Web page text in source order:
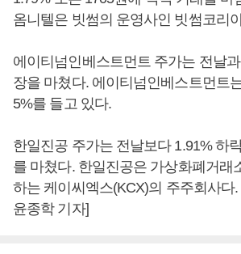
옴니텔은 빗썸의 운영사인 빗썸코리
에이티넘인베스트먼트 주가는 전날
장을 마쳤다. 에이티넘인베스트먼트
5%를 들고 있다.
한일진공 주가는 전날보다 1.91% 하
를 마쳤다. 한일진공은 가상화폐거래
하는 케이씨엑스(KCX)의 주주회사다
윤종학 기자]